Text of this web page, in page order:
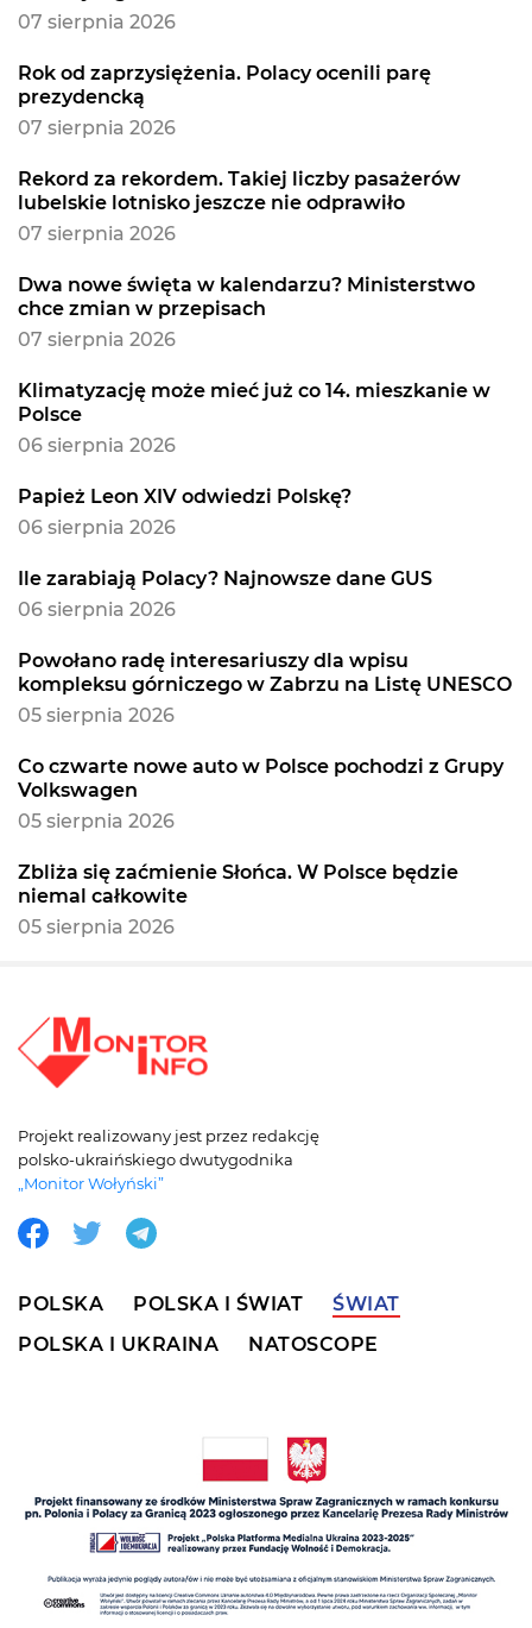
07 sierpnia 2026
Rok od zaprzysiężenia. Polacy ocenili parę
prezydencką
07 sierpnia 2026
Rekord za rekordem. Takiej liczby pasażerów
lubelskie lotnisko jeszcze nie odprawiło
07 sierpnia 2026
Dwa nowe święta w kalendarzu? Ministerstwo
chce zmian w przepisach
07 sierpnia 2026
Klimatyzację może mieć już co 14. mieszkanie w
Polsce
06 sierpnia 2026
Papież Leon XIV odwiedzi Polskę?
06 sierpnia 2026
Ile zarabiają Polacy? Najnowsze dane GUS
06 sierpnia 2026
Powołano radę interesariuszy dla wpisu
kompleksu górniczego w Zabrzu na Listę UNESCO
05 sierpnia 2026
Co czwarte nowe auto w Polsce pochodzi z Grupy
Volkswagen
05 sierpnia 2026
Zbliża się zaćmienie Słońca. W Polsce będzie
niemal całkowite
05 sierpnia 2026
Projekt realizowany jest przez redakcję
polsko-ukraińskiego dwutygodnika
„Monitor Wołyński”
POLSKA POLSKA I ŚWIAT
ŚWIAT
POLSKA I UKRAINA
NATOSCOPE